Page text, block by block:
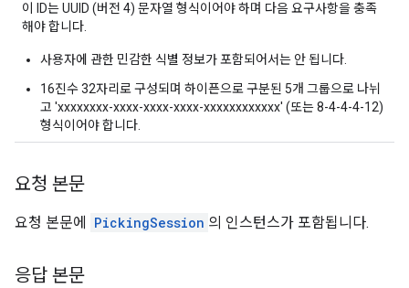
이 ID는 UUID (버전 4) 문자열 형식이어야 하며 다음 요구사항을 충족
해야 합니다.
사용자에 관한 민감한 식별 정보가 포함되어서는 안 됩니다.
16진수 32자리로 구성되며 하이픈으로 구분된 5개 그룹으로 나뉘
고 'xxxxxxxx-xxxx-xxxx-xxxx-xxxxxxxxxxxx' (또는 8-4-4-4-12)
형식이어야 합니다.
요청 본문
요청 본문에 PickingSession 의 인스턴스가 포함됩니다.
응답 본문